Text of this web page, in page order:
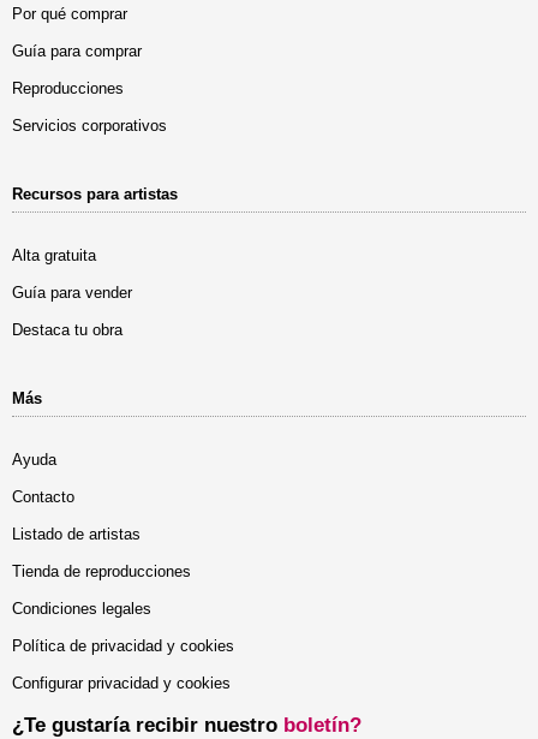
Por qué comprar
Guía para comprar
Reproducciones
Servicios corporativos
Recursos para artistas
Alta gratuita
Guía para vender
Destaca tu obra
Más
Ayuda
Contacto
Listado de artistas
Tienda de reproducciones
Condiciones legales
Política de privacidad y cookies
Configurar privacidad y cookies
¿Te gustaría recibir nuestro boletín?